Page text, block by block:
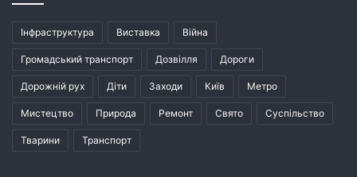
Інфраструктура Виставка Війна
Громадський транспорт Дозвілля Дороги
Дорожній рух Діти Заходи Київ Метро
Мистецтво Природа Ремонт Свято Суспільство
Тварини Транспорт